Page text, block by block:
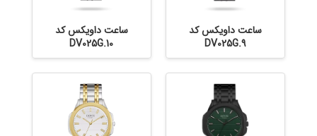
ساعت داویکس کد
DV025G.9
ساعت داویکس کد
DV025G.10